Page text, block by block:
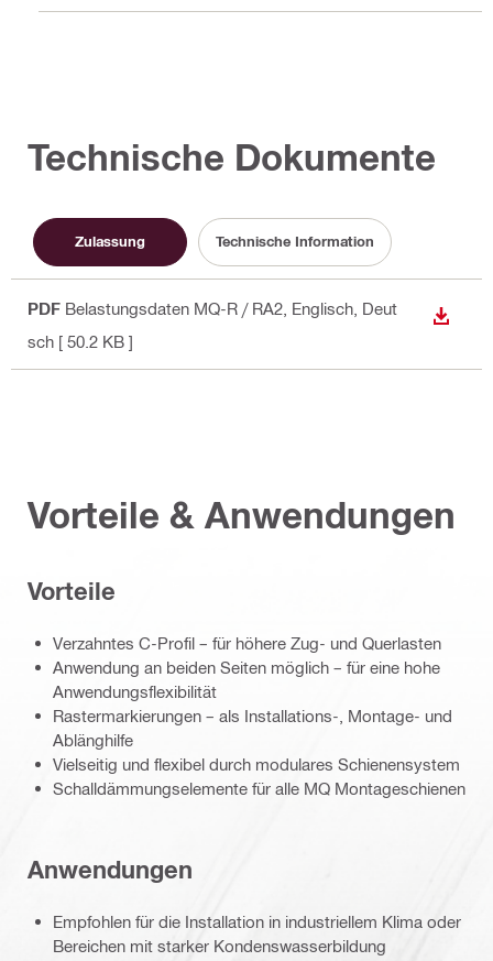
Technische Dokumente
Zulassung Technische Information
PDF Belastungsdaten MQ-R / RA2 , Englisch, Deut
sch [ 50.2 KB ]
Vorteile & Anwendungen
Vorteile
Verzahntes C-Profil – für höhere Zug- und Querlasten
Anwendung an beiden Seiten möglich – für eine hohe
Anwendungsflexibilität
Rastermarkierungen – als Installations-, Montage- und
Ablänghilfe
Vielseitig und flexibel durch modulares Schienensystem
Schalldämmungselemente für alle MQ Montageschienen
Anwendungen
Empfohlen für die Installation in industriellem Klima oder
Bereichen mit starker Kondenswasserbildung